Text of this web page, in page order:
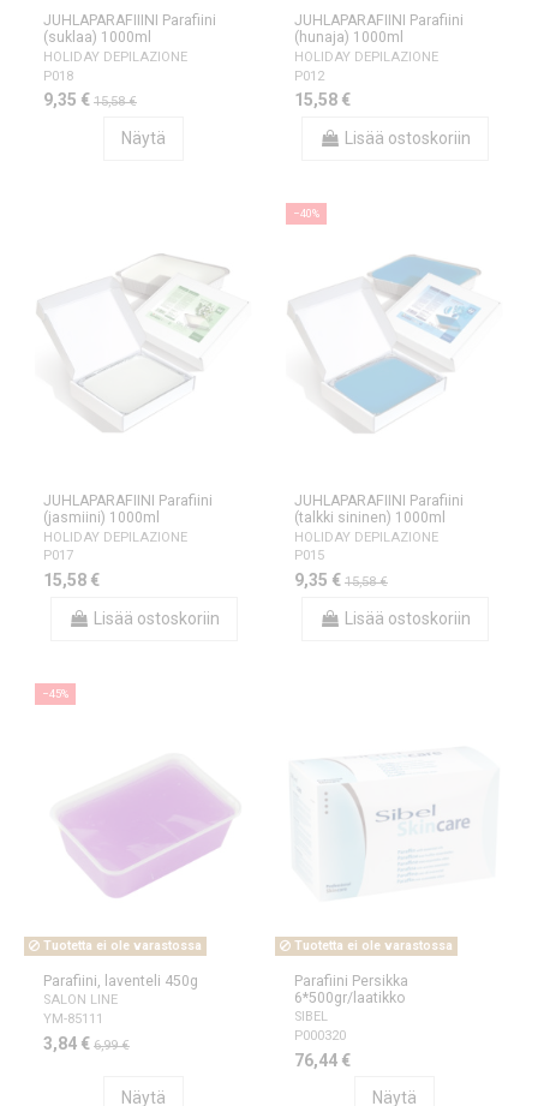
JUHLAPARAFIIINI Parafiini
(suklaa) 1000ml
HOLIDAY DEPILAZIONE
P018
9,35 € 15,58 €
Näytä
JUHLAPARAFIINI Parafiini
(hunaja) 1000ml
HOLIDAY DEPILAZIONE
P012
15,58 €
Lisää ostoskoriin
JUHLAPARAFIINI Parafiini
(jasmiini) 1000ml
HOLIDAY DEPILAZIONE
P017
15,58 €
Lisää ostoskoriin
−40%
JUHLAPARAFIINI Parafiini
(talkki sininen) 1000ml
HOLIDAY DEPILAZIONE
P015
9,35 € 15,58 €
Lisää ostoskoriin
−45%
Tuotetta ei ole varastossa
Parafiini, laventeli 450g
SALON LINE
YM-85111
3,84 € 6,99 €
Näytä
Tuotetta ei ole varastossa
Parafiini Persikka
6*500gr/laatikko
SIBEL
P000320
76,44 €
Näytä